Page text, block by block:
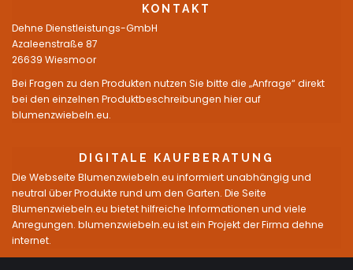
KONTAKT
Dehne Dienstleistungs-GmbH
Azaleenstraße 87
26639 Wiesmoor
Bei Fragen zu den Produkten nutzen Sie bitte die „Anfrage“ direkt
bei den einzelnen Produktbeschreibungen hier auf
blumenzwiebeln.eu.
DIGITALE KAUFBERATUNG
Die Webseite Blumenzwiebeln.eu informiert unabhängig und
neutral über Produkte rund um den Garten. Die Seite
Blumenzwiebeln.eu bietet hilfreiche Informationen und viele
Anregungen. blumenzwiebeln.eu ist ein Projekt der Firma dehne
internet.